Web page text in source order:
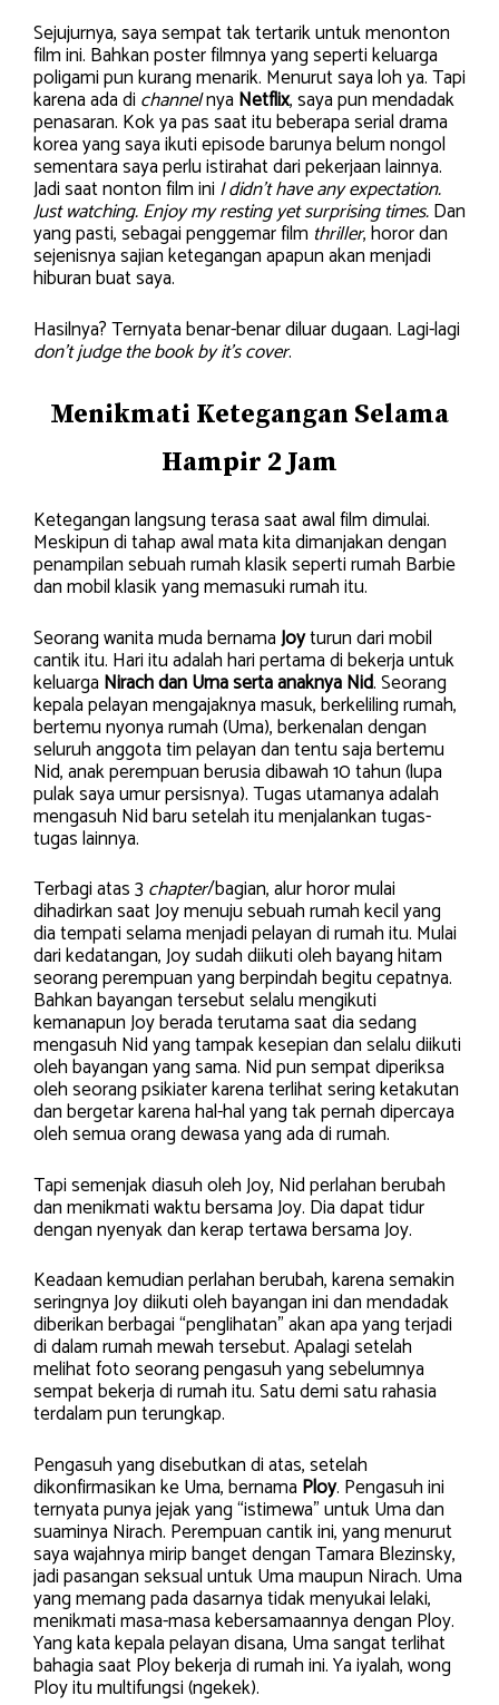
Sejujurnya, saya sempat tak tertarik untuk menonton
film ini. Bahkan poster filmnya yang seperti keluarga
poligami pun kurang menarik. Menurut saya loh ya. Tapi
karena ada di channelnya Netflix, saya pun mendadak
penasaran. Kok ya pas saat itu beberapa serial drama
korea yang saya ikuti episode barunya belum nongol
sementara saya perlu istirahat dari pekerjaan lainnya.
Jadi saat nonton film ini I didn’t have any expectation.
Just watching. Enjoy my resting yet surprising times.Dan
yang pasti, sebagai penggemar film thriller, horor dan
sejenisnya sajian ketegangan apapun akan menjadi
hiburan buat saya.
Hasilnya? Ternyata benar-benar diluar dugaan. Lagi-lagi
don’t judge the book by it’s cover.
Menikmati Ketegangan Selama
Hampir 2 Jam
Ketegangan langsung terasa saat awal film dimulai.
Meskipun di tahap awal mata kita dimanjakan dengan
penampilan sebuah rumah klasik seperti rumah Barbie
dan mobil klasik yang memasuki rumah itu.
Seorang wanita muda bernamaJoyturun dari mobil
cantik itu. Hari itu adalah hari pertama di bekerja untuk
keluarga Nirach dan Uma serta anaknya Nid. Seorang
kepala pelayan mengajaknya masuk, berkeliling rumah,
bertemu nyonya rumah (Uma), berkenalan dengan
seluruh anggota tim pelayan dan tentu saja bertemu
Nid, anak perempuan berusia dibawah 10 tahun (lupa
pulak saya umur persisnya). Tugas utamanya adalah
mengasuh Nid baru setelah itu menjalankan tugas-
tugas lainnya.
Terbagi atas 3 chapter/bagian, alur horor mulai
dihadirkan saat Joy menuju sebuah rumah kecil yang
dia tempati selama menjadi pelayan di rumah itu. Mulai
dari kedatangan, Joy sudah diikuti oleh bayang hitam
seorang perempuan yang berpindah begitu cepatnya.
Bahkan bayangan tersebut selalu mengikuti
kemanapun Joy berada terutama saat dia sedang
mengasuh Nid yang tampak kesepian dan selalu diikuti
oleh bayangan yang sama. Nid pun sempat diperiksa
oleh seorang psikiater karena terlihat sering ketakutan
dan bergetar karena hal-hal yang tak pernah dipercaya
oleh semua orang dewasa yang ada di rumah.
Tapi semenjak diasuh oleh Joy, Nid perlahan berubah
dan menikmati waktu bersama Joy. Dia dapat tidur
dengan nyenyak dan kerap tertawa bersama Joy.
Keadaan kemudian perlahan berubah, karena semakin
seringnya Joy diikuti oleh bayangan ini dan mendadak
diberikan berbagai “penglihatan” akan apa yang terjadi
di dalam rumah mewah tersebut. Apalagi setelah
melihat foto seorang pengasuh yang sebelumnya
sempat bekerja di rumah itu. Satu demi satu rahasia
terdalam pun terungkap.
Pengasuh yang disebutkan di atas, setelah
dikonfirmasikan ke Uma, bernama Ploy. Pengasuh ini
ternyata punya jejak yang “istimewa” untuk Uma dan
suaminya Nirach. Perempuan cantik ini, yang menurut
saya wajahnya mirip banget dengan Tamara Blezinsky,
jadi pasangan seksual untuk Uma maupun Nirach. Uma
yang memang pada dasarnya tidak menyukai lelaki,
menikmati masa-masa kebersamaannya dengan Ploy.
Yang kata kepala pelayan disana, Uma sangat terlihat
bahagia saat Ploy bekerja di rumah ini. Ya iyalah, wong
Ploy itu multifungsi (ngekek).